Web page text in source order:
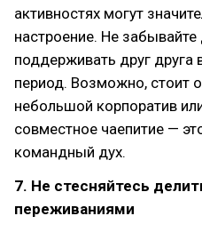
активностях могут
настроение. Не
поддерживать друг друга
период. Возможно, стоит
небольшой корпоратив
совместное чаепитие —
командный дух.
7. Не стесняйтесь
переживаниями